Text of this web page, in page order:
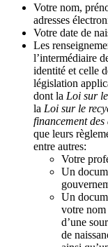
Votre nom,
adresses
Votre date de
Les
l’intermédiaire
identité et celle
législation
dont la Loi sur
la Loi sur le
financement
que leurs
entre autres:
Votre
Un
Un
votre nom
d’une
de